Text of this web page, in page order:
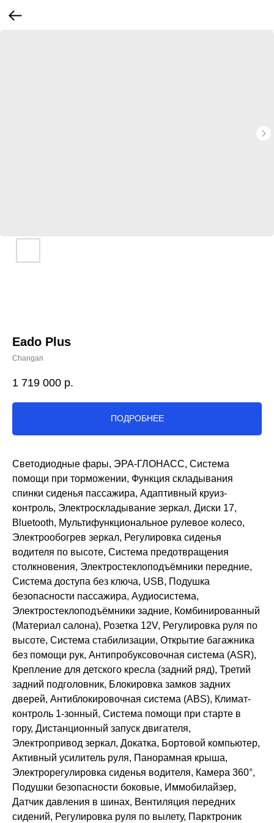
Eado Plus
Changan
1 719 000 р.
ПОДРОБНЕЕ
Светодиодные фары, ЭРА-ГЛОНАСС, Система
помощи при торможении, Функция складывания
спинки сиденья пассажира, Адаптивный круиз-
контроль, Электроскладывание зеркал, Диски 17,
Bluetooth, Мультифункциональное рулевое колесо,
Электрообогрев зеркал, Регулировка сиденья
водителя по высоте, Система предотвращения
столкновения, Электростеклоподъёмники передние,
Система доступа без ключа, USB, Подушка
безопасности пассажира, Аудиосистема,
Электростеклоподъёмники задние, Комбинированный
(Материал салона), Розетка 12V, Регулировка руля по
высоте, Система стабилизации, Открытие багажника
без помощи рук, Антипробуксовочная система (ASR),
Крепление для детского кресла (задний ряд), Третий
задний подголовник, Блокировка замков задних
дверей, Антиблокировочная система (ABS), Климат-
контроль 1-зонный, Система помощи при старте в
гору, Дистанционный запуск двигателя,
Электропривод зеркал, Докатка, Бортовой компьютер,
Активный усилитель руля, Панорамная крыша,
Электрорегулировка сиденья водителя, Камера 360°,
Подушки безопасности боковые, Иммобилайзер,
Датчик давления в шинах, Вентиляция передних
сидений, Регулировка руля по вылету, Парктроник